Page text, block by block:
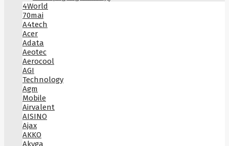
4World
70mai
A4tech
Acer
Adata
Aeotec
Aerocool
AGI
Technology
Agm
Mobile
Airvalent
AISINO
Ajax
AKKO
Akyga